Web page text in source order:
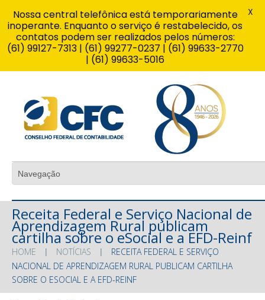
Receita Federal e Serviço Nacional de
Aprendizagem Rural publicam
cartilha sobre o eSocial e a EFD-Reinf
HOME NOTÍCIAS
RECEITA FEDERAL E SERVIÇO
NACIONAL DE APRENDIZAGEM RURAL PUBLICAM CARTILHA
SOBRE O ESOCIAL E A EFD-REINF
Nossa central telefônica está temporariamente
inoperante. Enquanto o serviço é restabelecido, os
contatos podem ser realizados pelos números:
(61) 99127-7313 | (61) 99277-0237 | (61) 99633-2770
| (61) 99633-5016
X